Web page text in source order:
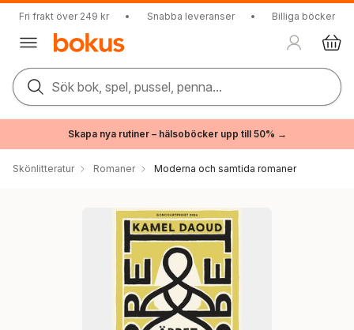
Fri frakt över 249 kr • Snabba leveranser • Billiga böcker
Sök bok, spel, pussel, penna...
Skapa nya rutiner – hälsoböcker upp till 50% →
Skönlitteratur Romaner Moderna och samtida romaner